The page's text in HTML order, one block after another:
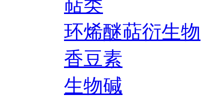
萜类
环烯醚萜衍生物
香豆素
生物碱